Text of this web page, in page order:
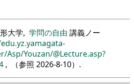
大学, 学問の自由 講義ノー
Asp/Youzan/@Lecture.asp?
, （参照 2026-8-10）.